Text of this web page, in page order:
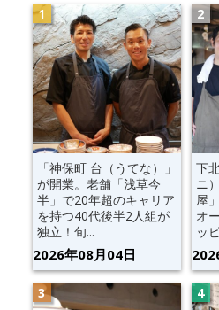
「神保町 台（うてな）」
が開業。老舗「浅草今
半」で20年超のキャリア
を持つ40代後半2人組が
独立！旬...
2026年08月04日
下
ニ
屋
オ
ッ